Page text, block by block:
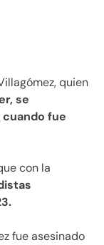
quien
se
fue
con la
fue asesinado